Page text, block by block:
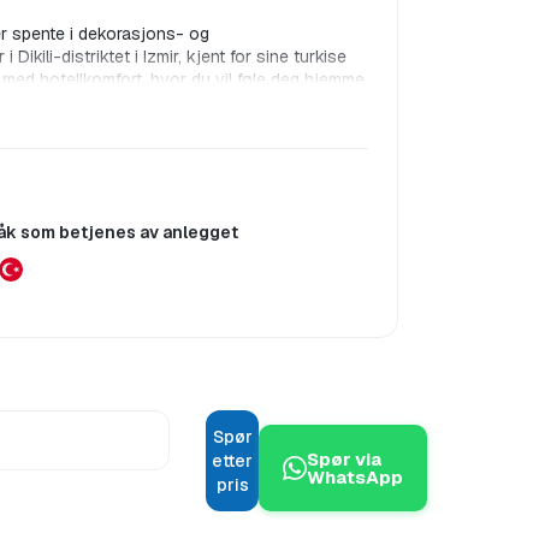
spente i dekorasjons- og
i Dikili-distriktet i Izmir, kjent for sine turkise
hotellkomfort, hvor du vil føle deg hjemme.
et krystallblått hav, lange strender, og
tilgjengelig døgnet rundt. Flyplasstransport
som betjenes av anlegget
Spør
etter
pris
Spør via
WhatsApp